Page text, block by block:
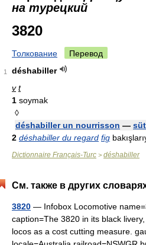
на турецкий
3820
Толкование Перевод
1
déshabiller
v t
1 soymak
◊
déshabiller un nourrisson —
2 déshabiller du regard fig
Dictionnaire Français-Turc > déshabiller
См. также в других
3820 — Infobox Locomotive
caption=The 3820 in its black
locos as a cost cutting measure.